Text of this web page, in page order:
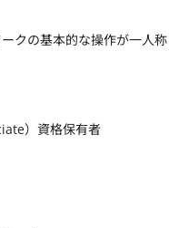
クの基本的な操作が一人称
）資格保有者